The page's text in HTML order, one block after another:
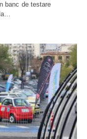
banc de testare